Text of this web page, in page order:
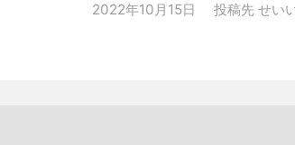
2022年10月15日 投稿先 せい